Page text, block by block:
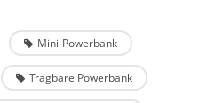
Mini-Powerbank
Tragbare Powerbank